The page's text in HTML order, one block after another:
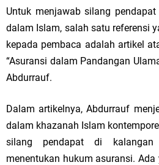
Untuk menjawab silang
dalam Islam, salah satu referensi
kepada pembaca adalah artikel
“Asuransi dalam Pandangan
Abdurrauf.
Dalam artikelnya, Abdurrauf
dalam khazanah Islam
silang pendapat di
menentukan hukum asuransi.